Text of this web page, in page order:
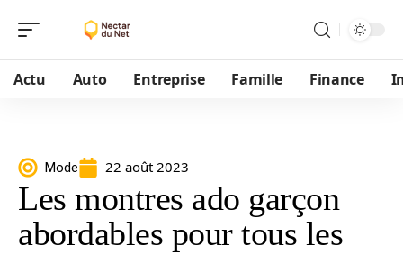
Actu Auto Entreprise Famille Finance
Mode 22 août 2023
Les montres ado garçon
abordables pour tous les